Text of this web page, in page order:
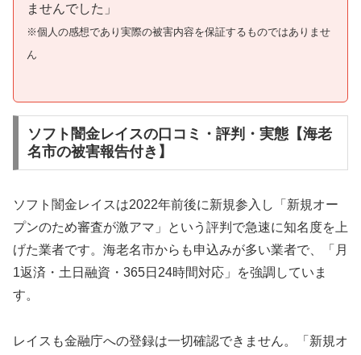
ませんでした」
※個人の感想であり実際の被害内容を保証するものではありませ
ん
ソフト闇金レイスの口コミ・評判・実態【海老
名市の被害報告付き】
ソフト闇金レイスは2022年前後に新規参入し「新規オー
プンのため審査が激アマ」という評判で急速に知名度を上
げた業者です。海老名市からも申込みが多い業者で、「月
1返済・土日融資・365日24時間対応」を強調していま
す。
レイスも金融庁への登録は一切確認できません。「新規オ